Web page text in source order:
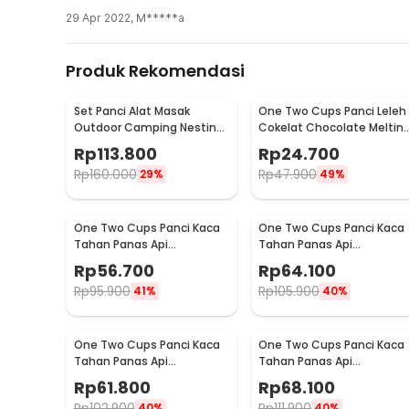
29 Apr 2022, M*****a
Produk Rekomendasi
Set Panci Alat Masak
Outdoor Camping Nesting
Cooking Aluminium 7in1 -
WH-200
Rp113.800
Rp160.000 29%
One Two Cups Panci Leleh
Cokelat Chocolate
JS22
Rp24.700
Rp47.900 49%
One Two Cups Panci Kaca
Tahan Panas Api
Borosilicate Glass Cooking
Pot 14cm - C-12
Rp56.700
Rp95.900 41%
One Two Cups Panci Kaca
Tahan Panas Api
Borosilicate Glass Cooking
Pot 15cm - C-12
Rp64.100
Rp105.900 40%
One Two Cups Panci Kaca
Tahan Panas Api
Borosilicate Glass Cooking
Pot 400ml - W-70
Rp61.800
One Two Cups Panci Kaca
Tahan Panas Api
Borosilicate Glass Cooking
Pot 600ml - W-70
Rp68.100